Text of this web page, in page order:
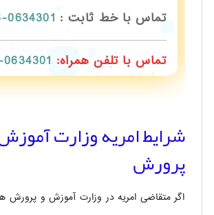
تماس با خط ثابت : 0634301-0996
تماس با تلفن همراه: 0634301-0996
شرایط امریه وزارت
پرورش
اگر متقاضی امریه در وزارت آموزش و پرورش